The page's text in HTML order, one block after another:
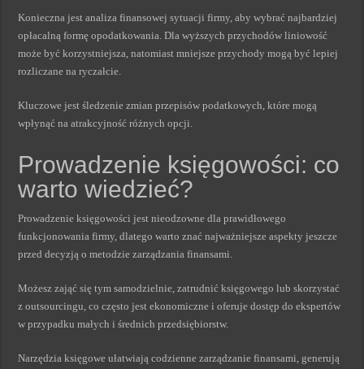
Konieczna jest analiza finansowej sytuacji firmy, aby wybrać najbardziej
opłacalną formę opodatkowania. Dla wyższych przychodów liniowość
może być korzystniejsza, natomiast mniejsze przychody mogą być lepiej
rozliczane na ryczałcie.
Kluczowe jest śledzenie zmian przepisów podatkowych, które mogą
wpłynąć na atrakcyjność różnych opcji.
Prowadzenie księgowości: co
warto wiedzieć?
Prowadzenie księgowości jest nieodzowne dla prawidłowego
funkcjonowania firmy, dlatego warto znać najważniejsze aspekty jeszcze
przed decyzją o metodzie zarządzania finansami.
Możesz zająć się tym samodzielnie, zatrudnić księgowego lub skorzystać
z outsourcingu, co często jest ekonomiczne i oferuje dostęp do ekspertów
w przypadku małych i średnich przedsiębiorstw.
Narzędzia księgowe ułatwiają codzienne zarządzanie finansami, generują